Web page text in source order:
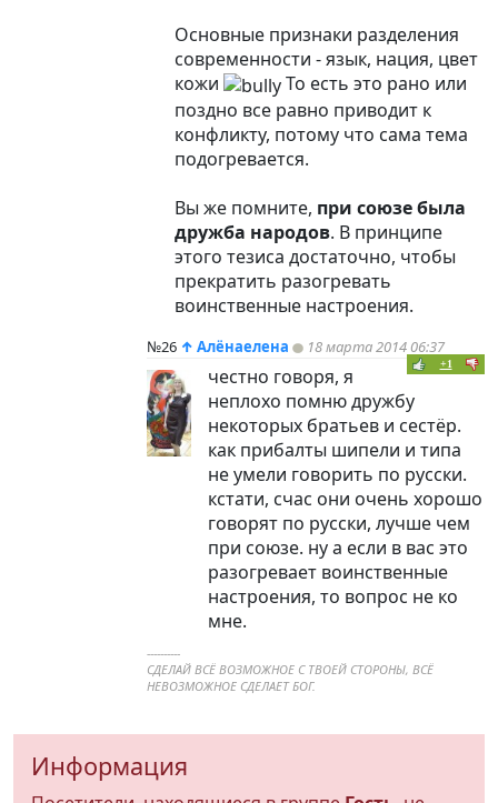
Основные признаки разделения
современности - язык, нация, цвет
кожи
То есть это рано или
поздно все равно приводит к
конфликту, потому что сама тема
подогревается.
Вы же помните, при союзе была
дружба народов. В принципе
этого тезиса достаточно, чтобы
прекратить разогревать
воинственные настроения.
№26 ↑ Алёнаелена 18 марта 2014 06:37
+1
честно говоря, я
неплохо помню дружбу
некоторых братьев и сестёр.
как прибалты шипели и типа
не умели говорить по русски.
кстати, счас они очень хорошо
говорят по русски, лучше чем
при союзе. ну а если в вас это
разогревает воинственные
настроения, то вопрос не ко
мне.
----------
СДЕЛАЙ ВСЁ ВОЗМОЖНОЕ С ТВОЕЙ СТОРОНЫ, ВСЁ
НЕВОЗМОЖНОЕ СДЕЛАЕТ БОГ.
Информация